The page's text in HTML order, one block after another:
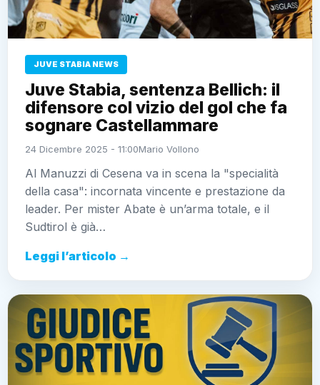
JUVE STABIA NEWS
Juve Stabia, sentenza Bellich: il
difensore col vizio del gol che fa
sognare Castellammare
24 Dicembre 2025 - 11:00Mario Vollono
Al Manuzzi di Cesena va in scena la "specialità
della casa": incornata vincente e prestazione da
leader. Per mister Abate è un’arma totale, e il
Sudtirol è già…
Leggi l’articolo →